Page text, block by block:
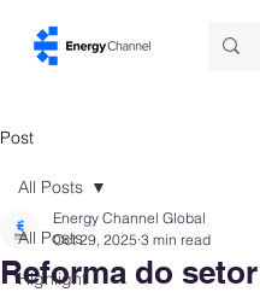
Post
All Posts
Highlight
All Posts
Reforma do
Energy Channel Global
Oct 29, 2025 3 min read